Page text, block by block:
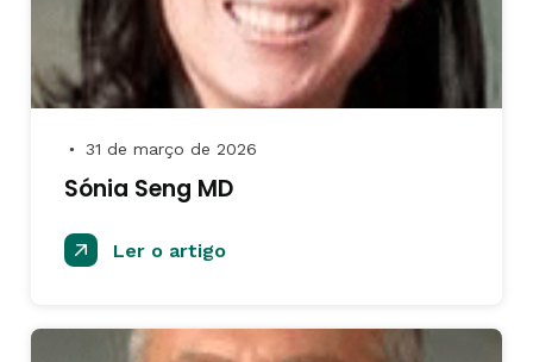
● 31 de março de 2026
Sónia Seng MD
Ler o artigo